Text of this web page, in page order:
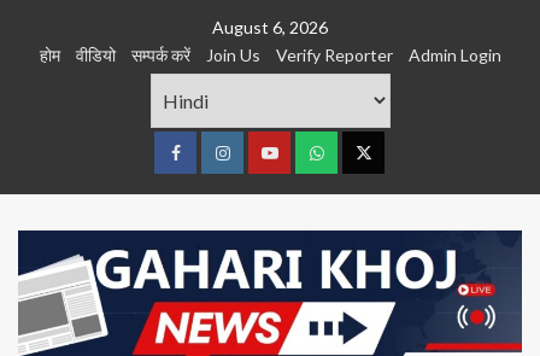
August 6, 2026
होम
वीडियो सम्पर्क करें Join Us Verify Reporter Admin Login
FacebookInstagramyoutubeWhatsTwitter